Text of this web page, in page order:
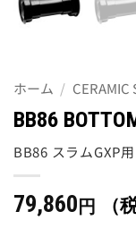
ホーム / CERAMIC
BB86
BB86 スラムGXP用
79,860 円 （